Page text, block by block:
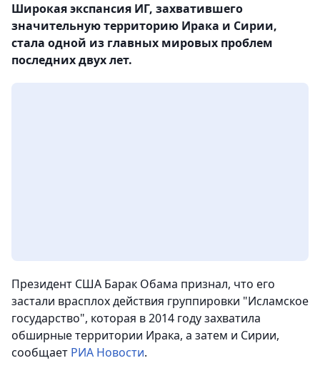
Широкая экспансия ИГ, захватившего
значительную территорию Ирака и Сирии,
стала одной из главных мировых проблем
последних двух лет.
Президент США Барак Обама признал, что его
застали врасплох действия группировки "Исламское
государство", которая в 2014 году захватила
обширные территории Ирака, а затем и Сирии,
сообщает РИА Новости.